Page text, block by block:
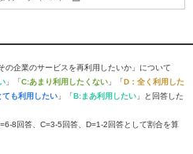
の企業のサービスを再利用したいか」について
」「C:あまり利用したくない 」「D：全く利用した
ても利用したい 」「B:まあ利用したい 」と回答した
8回答、C=3-5回答、D=1-2回答として割合を算